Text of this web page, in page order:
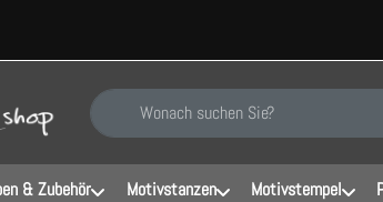
Geben Sie einen Suchbegriff ein.
& Zubehör Motivstanzen Motivstempel